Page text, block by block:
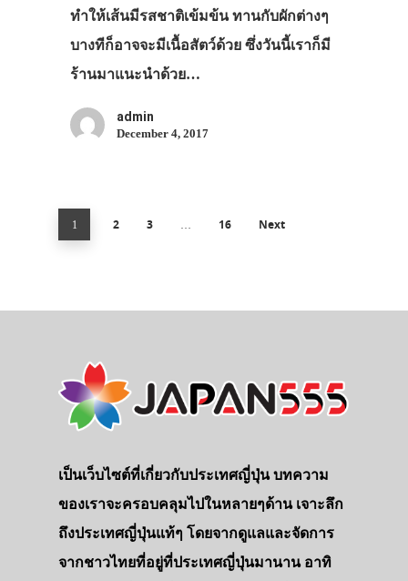
ทำให้เส้นมีรสชาติเข้มข้น ทานกับผักต่างๆ
บางทีก็อาจจะมีเนื้อสัตว์ด้วย ซึ่งวันนี้เราก็มี
ร้านมาแนะนำด้วย…
admin
December 4, 2017
1 2 3 … 16 Next
เป็นเว็บไซต์ที่เกี่ยวกับประเทศญี่ปุ่น บทความ
ของเราจะครอบคลุมไปในหลายๆด้าน เจาะลึก
ถึงประเทศญี่ปุ่นแท้ๆ โดยจากดูแลและจัดการ
จากชาวไทยที่อยู่ที่ประเทศญี่ปุ่นมานาน อาทิ